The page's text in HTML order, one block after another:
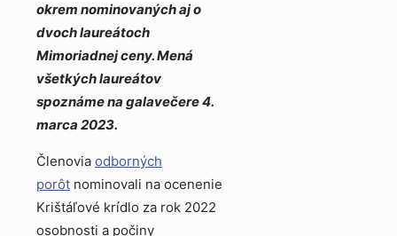
okrem nominovaných aj o
dvoch laureátoch
Mimoriadnej ceny. Mená
všetkých laureátov
spoznáme na galavečere 4.
marca 2023.
Členovia odborných
porôt nominovali na ocenenie
Krištáľové krídlo za rok 2022
osobnosti a počiny